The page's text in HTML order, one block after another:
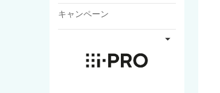
キャンペーン